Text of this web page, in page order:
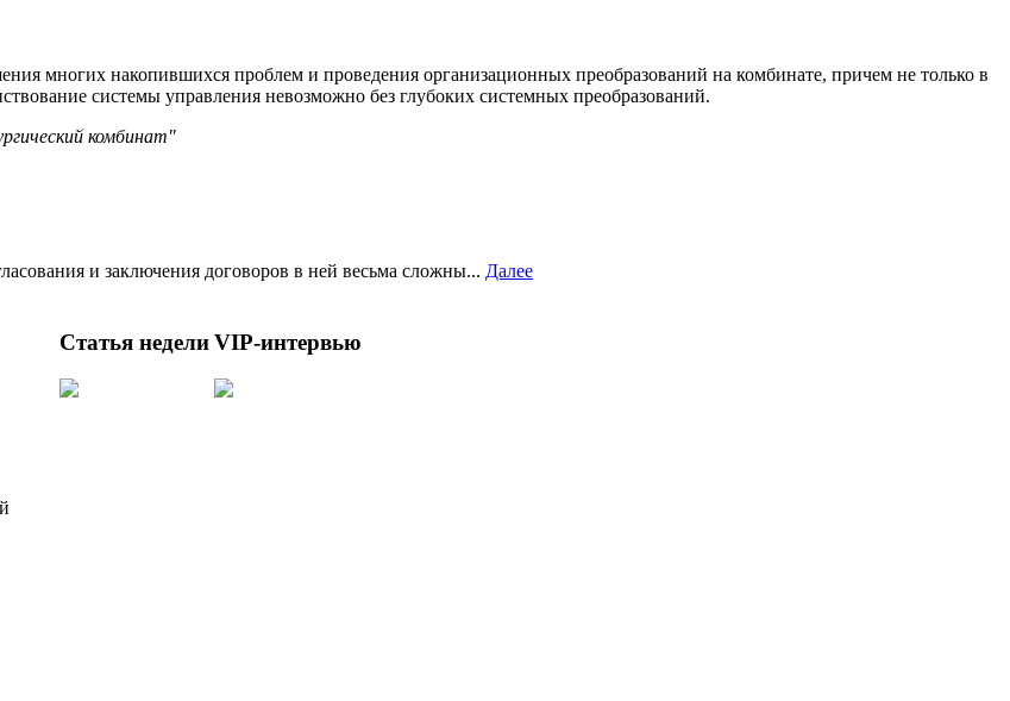
многих накопившихся проблем и проведения организационных преобразований на комбинате, причем не только в
системы управления невозможно без глубоких системных преобразований.
комбинат"
и заключения договоров в ней весьма сложны... Далее
Статья неделиVIP-интервью